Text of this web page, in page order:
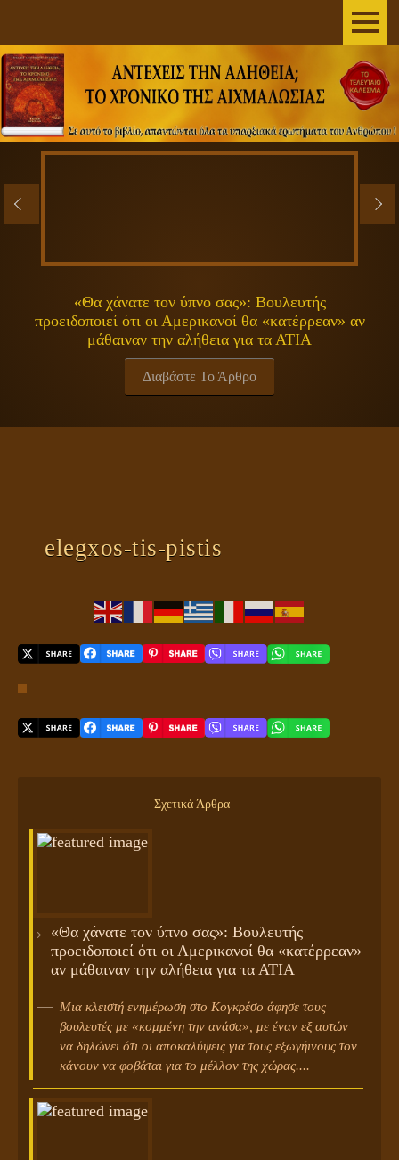
«Θα χάνατε τον ύπνο σας»: Βουλευτής
προειδοποιεί ότι οι Αμερικανοί θα «κατέρρεαν» αν
μάθαιναν την αλήθεια για τα ΑΤΙΑ
Διαβάστε Το Άρθρο
AΡΧΙΚΗ
ΣΥΓΓΡΑΦΕΑΣ
ΠΝΕΥΜΑΤΙΚΟΤΗΤΑ
ΕΚΠΟΜΠΕΣ
ΓΕΝΙΚΑ
ΚΛΕΙΔΙΑ
elegxos-tis-pistis
Σχετικά Άρθρα
«Θα χάνατε τον ύπνο σας»: Βουλευτής
προειδοποιεί ότι οι Αμερικανοί θα «κατέρρεαν»
αν μάθαιναν την αλήθεια για τα ΑΤΙΑ
Μια κλειστή ενημέρωση στο Κογκρέσο άφησε τους
βουλευτές με «κομμένη την ανάσα», με έναν εξ αυτών
να δηλώνει ότι οι αποκαλύψεις για τους εξωγήινους τον
κάνουν να φοβάται για το μέλλον της χώρας....